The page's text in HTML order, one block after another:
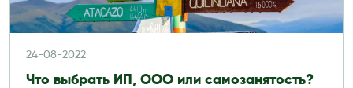
24-08-2022
Что выбрать ИП, ООО или самозанятость?